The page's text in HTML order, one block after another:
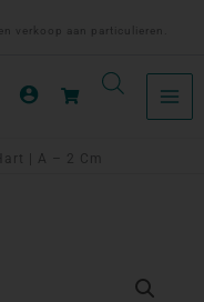
verkoop aan particulieren.
| A – 2 Cm